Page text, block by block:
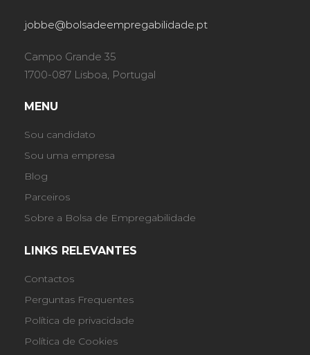
jobbe@bolsadeempregabilidade.pt
Campo Grande 35
1700-087 Lisboa, Portugal
MENU
Sou candidato
Sou uma empresa
Blog
Parceiros
Sobre a Bolsa de Empregabilidade
LINKS RELEVANTES
Contactos
Perguntas Frequentes
Política de privacidade
Política de Cookies